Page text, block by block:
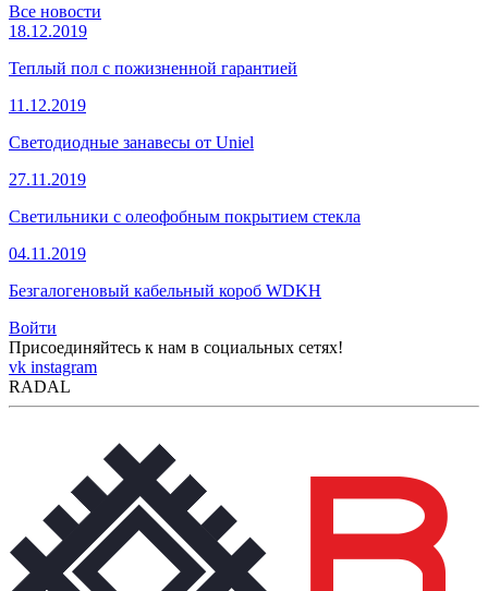
Все новости
18.12.2019
Теплый пол с пожизненной гарантией
11.12.2019
Светодиодные занавесы от Uniel
27.11.2019
Светильники с олеофобным покрытием стекла
04.11.2019
Безгалогеновый кабельный короб WDKH
Войти
Присоединяйтесь к нам в социальных сетях!
vk instagram
RADAL